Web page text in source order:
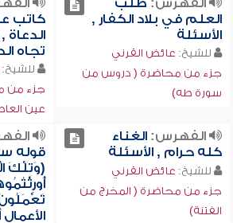
الفهرس: طلب
العلم في بلاد الكفار ,
الأسئلة
للشيخ: عائض القرني
جزء من محاضرة ( دروس من
سورة طه)
كاتب
الدعاة
تجاه
للشيخ:
جزء من
عين
الفهرس:الغناء
كله حرام , الأسئلة
للشيخ: عائض القرني
جزء من محاضرة ( المخرج من
الفتنة)
قوله
(وَتِلْكَ